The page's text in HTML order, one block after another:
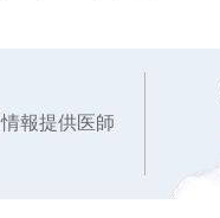
情報提供医師